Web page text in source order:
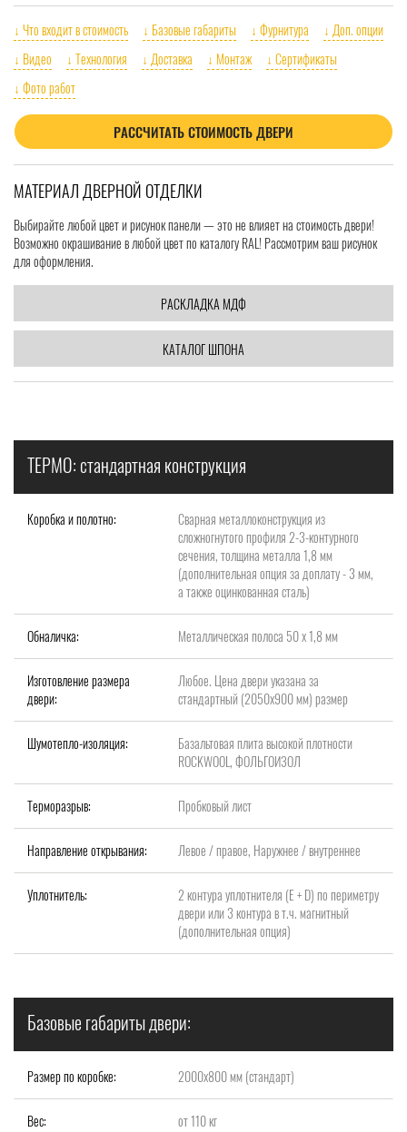
↓ Что входит в стоимость ↓ Базовые габариты ↓ Фурнитура
↓ Доп. опции
↓ Видео
↓ Технология ↓ Доставка ↓ Монтаж
↓ Сертификаты
↓ Фото работ
РАССЧИТАТЬ СТОИМОСТЬ ДВЕРИ
МАТЕРИАЛ ДВЕРНОЙ ОТДЕЛКИ
Выбирайте любой цвет и рисунок панели — это не влияет на стоимость двери!
Возможно окрашивание в любой цвет по каталогу RAL! Рассмотрим ваш рисунок
для оформления.
РАСКЛАДКА МДФ
КАТАЛОГ ШПОНА
ТЕРМО: стандартная конструкция
Коробка и полотно:
Сварная металлоконструкция из
сложногнутого профиля 2-3-контурного
сечения, толщина металла 1,8 мм
(дополнительная опция за доплату - 3 мм,
а также оцинкованная сталь)
Обналичка: Металлическая полоса 50 х 1,8 мм
Изготовление размера
двери:
Любое. Цена двери указана за
стандартный (2050x900 мм) размер
Шумотепло-изоляция:
Базальтовая плита высокой плотности
ROCKWOOL, ФОЛЬГОИЗОЛ
Терморазрыв: Пробковый лист
Направление открывания: Левое / правое, Наружнее / внутреннее
Уплотнитель:
2 контура уплотнителя (Е + D) по периметру
двери или 3 контура в т.ч. магнитный
(дополнительная опция)
Базовые габариты двери:
Размер по коробке: 2000x800 мм (стандарт)
Вес: от 110 кг